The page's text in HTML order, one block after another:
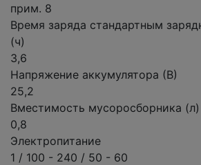
прим. 8
Время заряда стандартным
(ч)
3,6
Напряжение аккумулятора (В)
25,2
Вместимость мусоросборника (л)
0,8
Электропитание
1 / 100 - 240 / 50 - 60